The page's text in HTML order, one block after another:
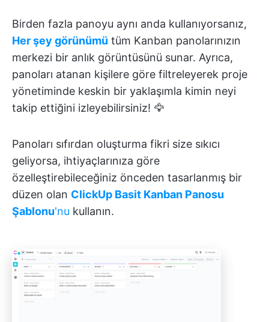
Birden fazla panoyu aynı anda kullanıyorsanız,
Her şey görünümü tüm Kanban panolarınızın
merkezi bir anlık görüntüsünü sunar. Ayrıca,
panoları atanan kişilere göre filtreleyerek proje
yönetiminde keskin bir yaklaşımla kimin neyi
takip ettiğini izleyebilirsiniz! 🦅
Panoları sıfırdan oluşturma fikri size sıkıcı
geliyorsa, ihtiyaçlarınıza göre
özelleştirebileceğiniz önceden tasarlanmış bir
düzen olan ClickUp Basit Kanban Panosu
Şablonu'nu kullanın.